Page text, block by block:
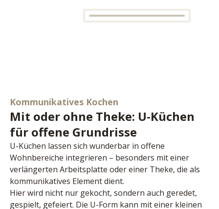
Kommunikatives Kochen
Mit oder ohne Theke: U-Küchen
für offene Grundrisse
U-Küchen lassen sich wunderbar in offene
Wohnbereiche integrieren – besonders mit einer
verlängerten Arbeitsplatte oder einer Theke, die als
kommunikatives Element dient.
Hier wird nicht nur gekocht, sondern auch geredet,
gespielt, gefeiert. Die U-Form kann mit einer kleinen